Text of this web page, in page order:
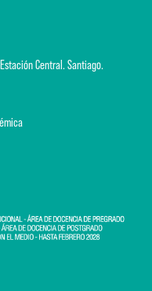
Central. Santiago.